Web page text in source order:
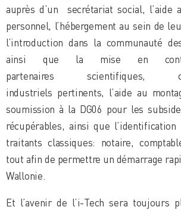
auprès d’un secrétariat social, l’aide
personnel, l’hébergement au sein de
l’introduction dans la communauté
ainsi que la mise en
partenaires scientifiques,
industriels pertinents, l’aide au
soumission à la DG06 pour les
récupérables, ainsi que
traitants classiques: notaire,
tout afin de permettre un démarrage
Wallonie.
Et l’avenir de l’i-Tech sera toujours